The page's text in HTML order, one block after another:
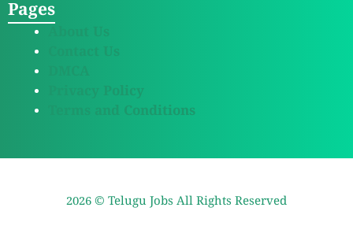
Pages
Privacy Policy
Terms and Conditions
2026 © Telugu Jobs All Rights Reserved